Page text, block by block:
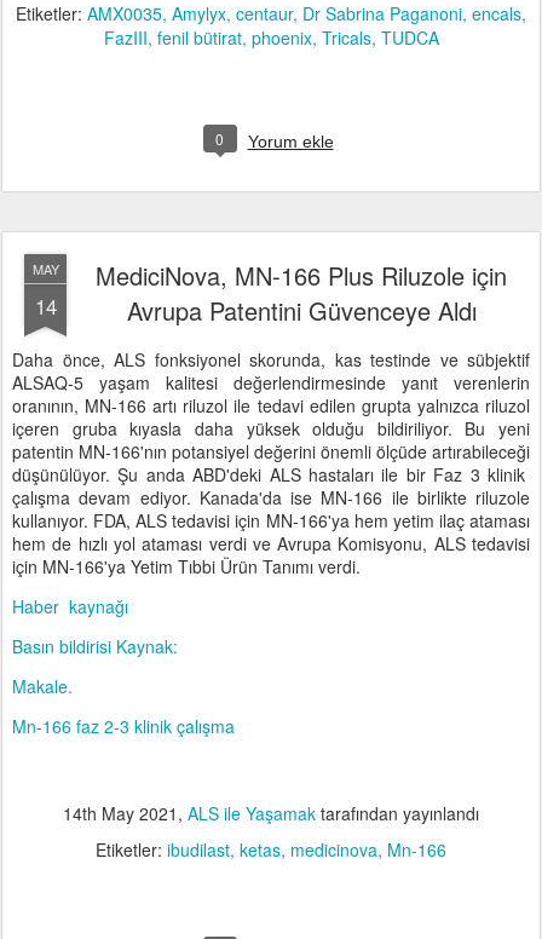
Etiketler: AMX0035 Amylyx centaur Dr Sabrina Paganoni encals
FazIII fenil bütirat phoenix Tricals TUDCA
0 Yorum ekle
MAY
14
MediciNova, MN-166 Plus Riluzole için
Avrupa Patentini Güvenceye Aldı
Daha önce, ALS fonksiyonel skorunda, kas testinde ve sübjektif
ALSAQ-5 yaşam kalitesi değerlendirmesinde yanıt verenlerin
oranının, MN-166 artı riluzol ile tedavi edilen grupta yalnızca riluzol
içeren gruba kıyasla daha yüksek olduğu bildiriliyor. Bu yeni
patentin MN-166'nın potansiyel değerini önemli ölçüde artırabileceği
düşünülüyor. Şu anda ABD'deki ALS hastaları ile bir Faz 3 klinik
çalışma devam ediyor. Kanada'da ise MN-166 ile birlikte riluzole
kullanıyor. FDA, ALS tedavisi için MN-166'ya hem yetim ilaç ataması
hem de hızlı yol ataması verdi ve Avrupa Komisyonu, ALS tedavisi
için MN-166'ya Yetim Tıbbi Ürün Tanımı verdi.
Haber kaynağı
Basın bildirisi Kaynak:
Makale.
Mn-166 faz 2-3 klinik çalışma
14th May 2021 , ALS ile Yaşamak tarafından yayınlandı
Etiketler: ibudilast ketas medicinova Mn-166